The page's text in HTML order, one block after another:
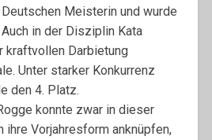
Meisterin und wurde
in der Disziplin Kata
kraftvollen Darbietung
Unter starker Konkurrenz
den 4. Platz.
konnte zwar in dieser
ihre Vorjahresform anknüpfen,